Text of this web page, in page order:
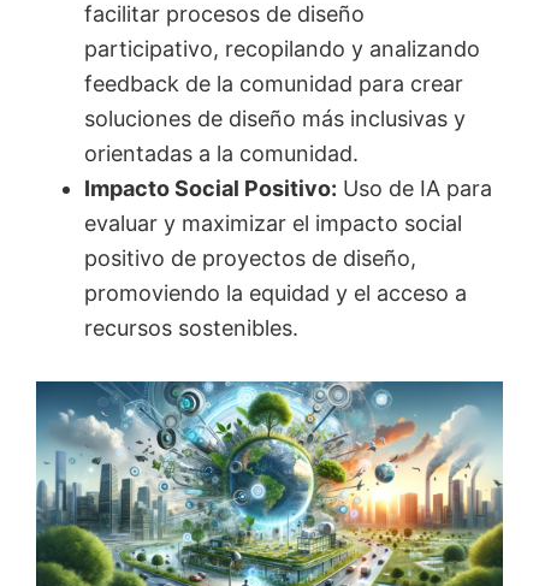
facilitar procesos de diseño
participativo, recopilando y analizando
feedback de la comunidad para crear
soluciones de diseño más inclusivas y
orientadas a la comunidad.
Impacto Social Positivo: Uso de IA para
evaluar y maximizar el impacto social
positivo de proyectos de diseño,
promoviendo la equidad y el acceso a
recursos sostenibles.